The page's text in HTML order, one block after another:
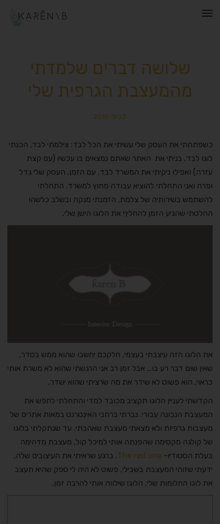
תפריט
שלושה דברים שלמדתי
מהמעצבת הגרפית שלי
3 ביולי 2015
כשפתחתי את העסק שלי עשיתי את הכל לבד: צילמתי לבד, הכנתי
לוגו לבד, בניתי את האתר שאתם נמצאים בו עכשיו (עם קצת
עזרה) ואפילו ניקיתי את המשרד לבד. עם הזמן, העסק שלי גדל
ופרח ואני התחלתי להוציא עבודה מחוץ למשרד. התחלתי
להשתמש בשירותיה של צלמת, הזמנתי מנקה ובשלב כלשהו
החלטתי שהגיע הזמן להחליף את הלוגו הישן שלי.
את הלוגו הזה עיצבתי בעצמי, חלקכם יחשבו שהוא ממש בסדר,
שאין שום דבר רע בו… אבל זמן רב אני הרגשתי שהוא לא משרת אותי
כראוי, הוא פשוט לא שידר את מה שרציתי שהוא ישדר.
הקדשתי לעניין הלוגו תקציב מכובד למדי והתחלתי לחפש את
המעצבת הנכונה עבורי. נברתי ברחבי האינטרנט במאות אתרים של
מעצבות גרפיות ולא מצאתי מעצבת שאהבתי. עד שנתקלתי בלוגו
של קולגה מקסימה שהפנתה אותי למיכל קול, מעצבת מדהימה
בעלת הסטודיו- The red one. ברגע שראיתי את העיצובים שלה,
ידעתי שזוהי המעצבת בשבילי, פשוט לא היה לי ספק שהיא תעצב
את לוגו החלומות שלי, הלוגו שילווה אותי להרבה זמן.